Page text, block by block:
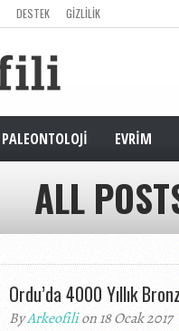
DESTEK GIZLILIK
PALEONTOLOJI EVRIM
ALL
Ordu’da 4000 Yıllık
ByArkeofilion 18 Ocak 2017